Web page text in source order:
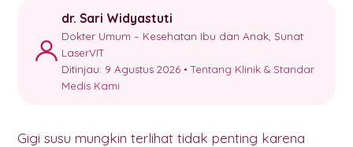
dr. Sari Widyastuti
Dokter Umum – Kesehatan Ibu dan Anak, Sunat
LaserVIT
Ditinjau: 9 Agustus 2026 •Tentang Klinik & Standar
Medis Kami
Gigi susu mungkin terlihat tidak penting karena